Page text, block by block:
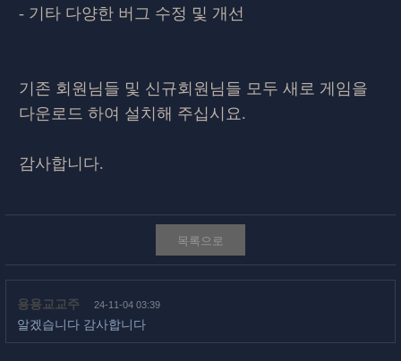
- 기타 다양한 버그 수정 및 개선
기존 회원님들 및 신규회원님들 모두 새로 게임을
다운로드 하여 설치해 주십시요.
감사합니다.
목록으로
용용교교주 24-11-04 03:39
알겠습니다 감사합니다